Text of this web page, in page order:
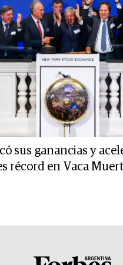
sus ganancias y
récord en Vaca